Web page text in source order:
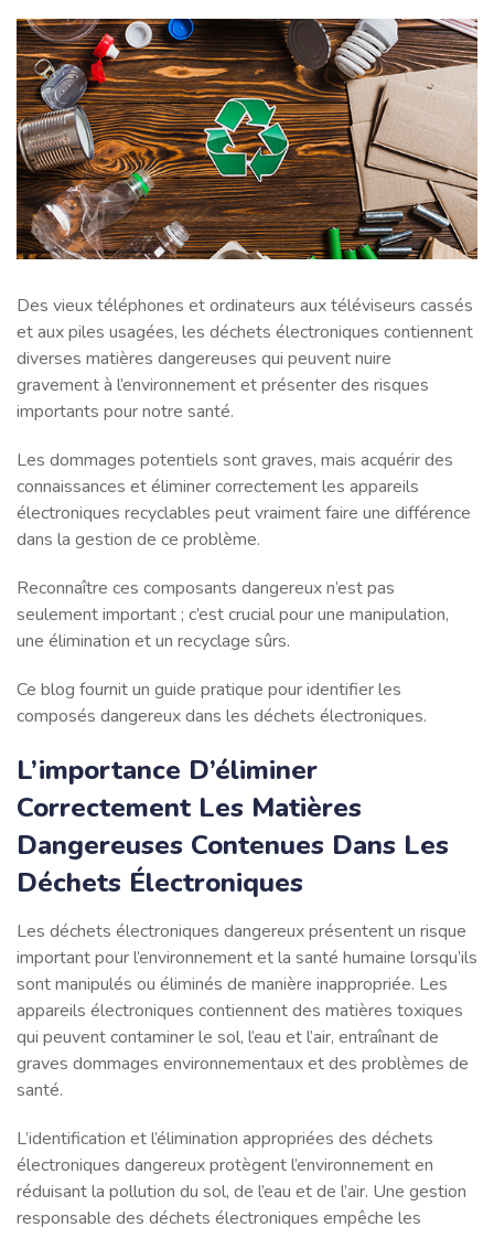
Des vieux téléphones et ordinateurs aux téléviseurs cassés
et aux piles usagées, les déchets électroniques contiennent
diverses matières dangereuses qui peuvent nuire
gravement à l’environnement et présenter des risques
importants pour notre santé.
Les dommages potentiels sont graves, mais acquérir des
connaissances et éliminer correctement les appareils
électroniques recyclables peut vraiment faire une différence
dans la gestion de ce problème.
Reconnaître ces composants dangereux n’est pas
seulement important ; c’est crucial pour une manipulation,
une élimination et un recyclage sûrs.
Ce blog fournit un guide pratique pour identifier les
composés dangereux dans les déchets électroniques.
L’importance D’éliminer
Correctement Les Matières
Dangereuses Contenues Dans Les
Déchets Électroniques
Les déchets électroniques dangereux présentent un risque
important pour l’environnement et la santé humaine lorsqu’ils
sont manipulés ou éliminés de manière inappropriée. Les
appareils électroniques contiennent des matières toxiques
qui peuvent contaminer le sol, l’eau et l’air, entraînant de
graves dommages environnementaux et des problèmes de
santé.
L’identification et l’élimination appropriées des déchets
électroniques dangereux protègent l’environnement en
réduisant la pollution du sol, de l’eau et de l’air. Une gestion
responsable des déchets électroniques empêche les